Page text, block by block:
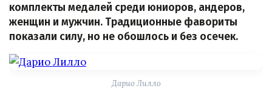
комплекты медалей среди юниоров, андеров,
женщин и мужчин. Традиционные фавориты
показали силу, но не обошлось и без осечек.
Дарио Лилло